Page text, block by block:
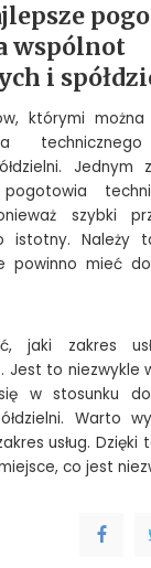
wspólnot
i
którymi
szybki
istotny. Należy
powinno mieć
jaki zakres
to niezwykle
w stosunku
Warto
usług. Dzięki
co jest